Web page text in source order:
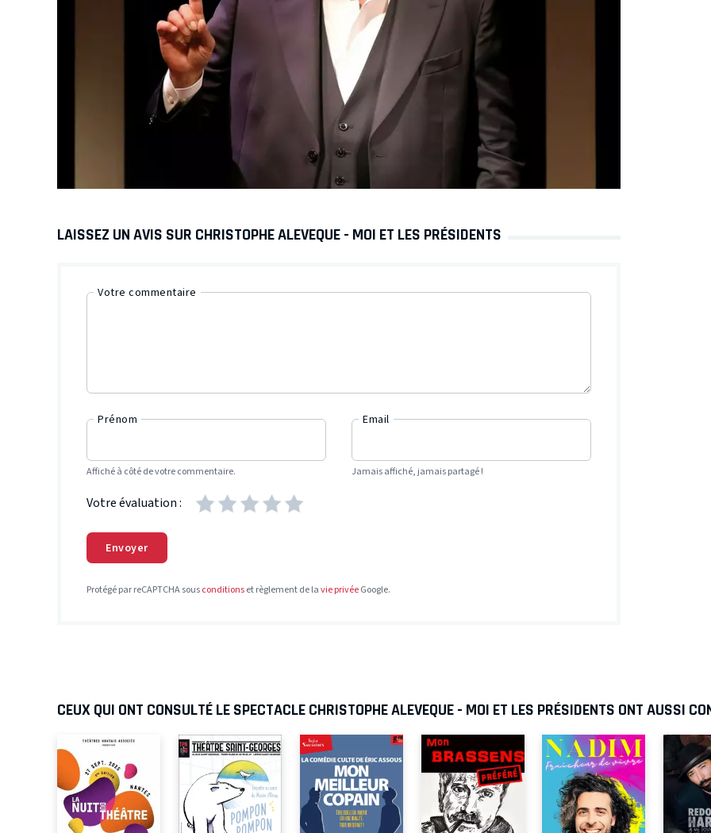
LAISSEZ UN AVIS SUR CHRISTOPHE ALEVEQUE - MOI ET LES PRÉSIDENTS
Votre commentaire
Prénom
Affiché à côté de votre commentaire.
Email
Jamais affiché, jamais partagé !
Votre évaluation :
Envoyer
Protégé par reCAPTCHA sousconditionset règlement de lavie privéeGoogle.
CEUX QUI ONT CONSULTÉ LE SPECTACLE CHRISTOPHE ALEVEQUE - MOI ET LES PRÉSIDENTS ONT AUSSI